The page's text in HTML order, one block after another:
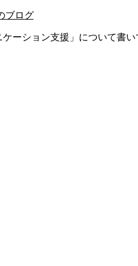
ブログ
ーション支援」について書